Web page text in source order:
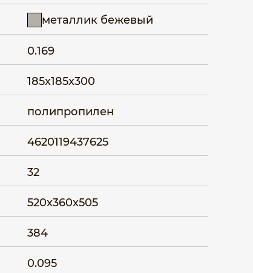
металлик бежевый
0.169
185x185x300
полипропилен
4620119437625
32
520x360x505
384
0.095